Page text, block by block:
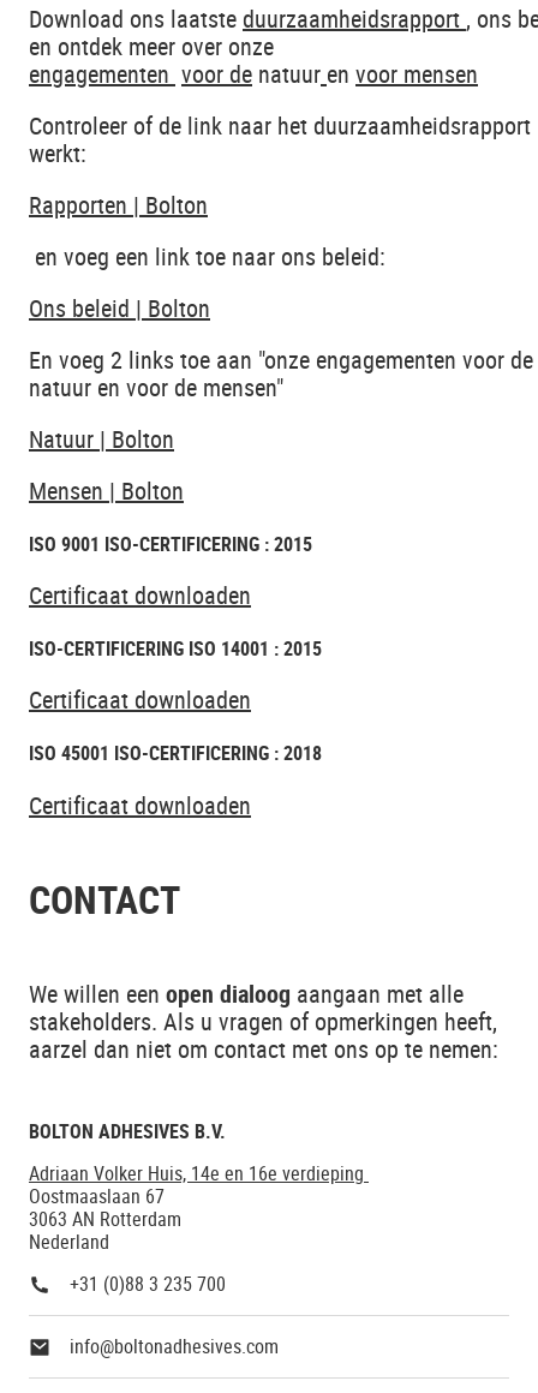
Download ons laatste duurzaamheidsrapport , ons
en ontdek meer over onze
engagementen voor de natuur en voor mensen
Controleer of de link naar het duurzaamheidsrapport
werkt:
Rapporten | Bolton
en voeg een link toe naar ons beleid:
Ons beleid | Bolton
En voeg 2 links toe aan "onze engagementen voor de
natuur en voor de mensen"
Natuur | Bolton
Mensen | Bolton
ISO 9001 ISO-CERTIFICERING : 2015
Certificaat downloaden
ISO-CERTIFICERING ISO 14001 : 2015
Certificaat downloaden
ISO 45001 ISO-CERTIFICERING : 2018
Certificaat downloaden
CONTACT
We willen een open dialoog aangaan met alle
stakeholders. Als u vragen of opmerkingen heeft,
aarzel dan niet om contact met ons op te nemen:
BOLTON ADHESIVES B.V.
Adriaan Volker Huis, 14e en 16e verdieping
Oostmaaslaan 67
3063 AN Rotterdam
Nederland
+31 (0)88 3 235 700
info@boltonadhesives.com